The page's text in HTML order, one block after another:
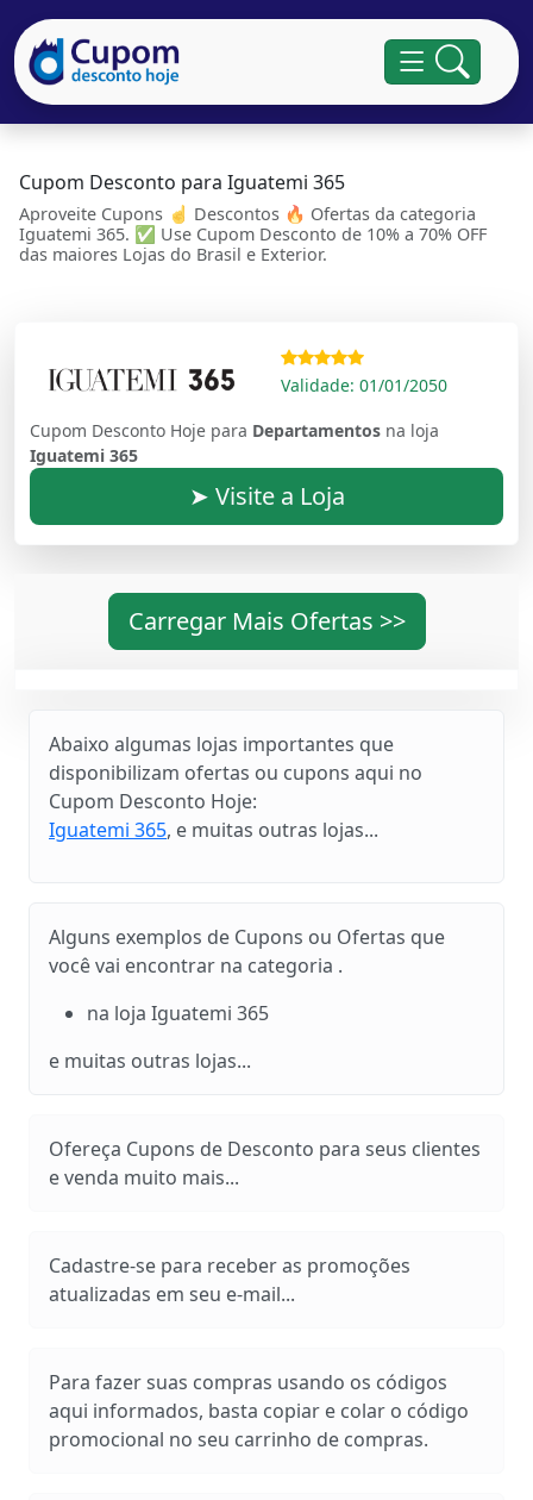
Cupom Desconto para Iguatemi 365
Aproveite Cupons ☝ Descontos 🔥 Ofertas da categoria
Iguatemi 365. ✅ Use Cupom Desconto de 10% a 70% OFF
das maiores Lojas do Brasil e Exterior.
Validade: 01/01/2050
Cupom Desconto Hoje para Departamentos na loja
Iguatemi 365
➤ Visite a Loja
Carregar Mais Ofertas >>
Abaixo algumas lojas importantes que
disponibilizam ofertas ou cupons aqui no
Cupom Desconto Hoje:
Iguatemi 365, e muitas outras lojas...
Alguns exemplos de Cupons ou Ofertas que
você vai encontrar na categoria .
na loja Iguatemi 365
e muitas outras lojas...
Ofereça Cupons de Desconto para seus clientes
e venda muito mais...
Cadastre-se para receber as promoções
atualizadas em seu e-mail...
Para fazer suas compras usando os códigos
aqui informados, basta copiar e colar o código
promocional no seu carrinho de compras.